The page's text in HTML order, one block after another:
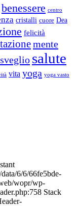
benessere centro
cristalli cuore Dea
felicità
mente
salute
vita yoga yoga vasto
6/6/66fe5bde-
wopr/wp-
Stack